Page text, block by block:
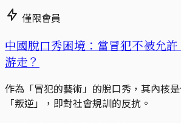
僅限會員
中國脫口秀困境：當冒犯不被允
游走？
作為「冒犯的藝術」的脫口秀，其內核
「叛逆」，即對社會規訓的反抗。